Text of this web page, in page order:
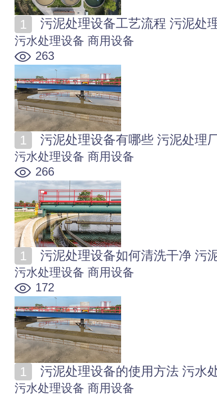
污泥处理设备工艺流程 污泥处
污水处理设备 商用设备
263
污泥处理设备有哪些 污泥处理
污水处理设备 商用设备
266
污泥处理设备如何清洗干净 污
污水处理设备 商用设备
172
污泥处理设备的使用方法 污水
污水处理设备 商用设备